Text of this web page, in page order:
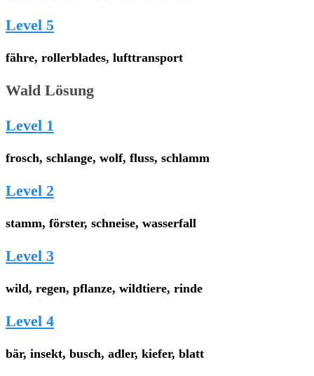
Level 5
fähre, rollerblades, lufttransport
Wald Lösung
Level 1
frosch, schlange, wolf, fluss, schlamm
Level 2
stamm, förster, schneise, wasserfall
Level 3
wild, regen, pflanze, wildtiere, rinde
Level 4
bär, insekt, busch, adler, kiefer, blatt